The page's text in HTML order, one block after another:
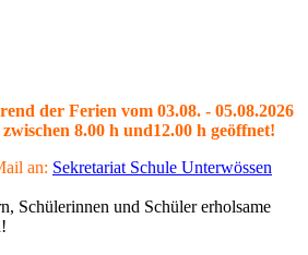
der Ferien vom 03.08. - 05.08.2026
8.00 h und12.00 h geöffnet!
an: Sekretariat Schule Unterwössen
Schülerinnen und Schüler erholsame